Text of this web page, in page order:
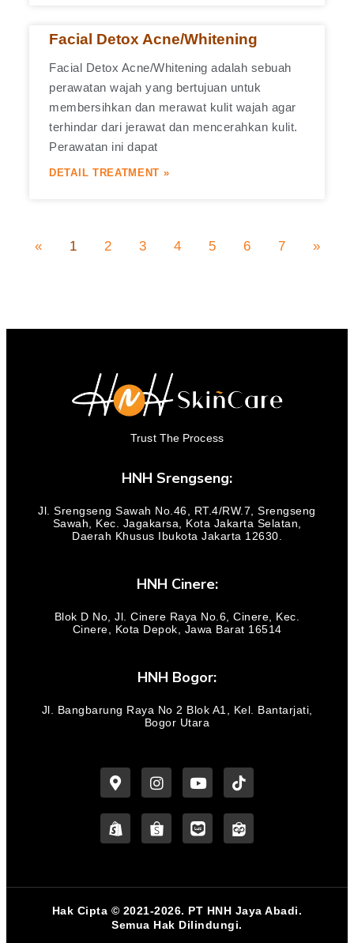
Facial Detox Acne/Whitening
Facial Detox Acne/Whitening adalah sebuah
perawatan wajah yang bertujuan untuk
membersihkan dan merawat kulit wajah agar
terhindar dari jerawat dan mencerahkan kulit.
Perawatan ini dapat
DETAIL TREATMENT »
« 1 2 3 4 5 6 7 »
Trust The Process
HNH Srengseng:
Jl. Srengseng Sawah No.46, RT.4/RW.7, Srengseng
Sawah, Kec. Jagakarsa, Kota Jakarta Selatan,
Daerah Khusus Ibukota Jakarta 12630.
HNH Cinere:
Blok D No, Jl. Cinere Raya No.6, Cinere, Kec.
Cinere, Kota Depok, Jawa Barat 16514
HNH Bogor:
Jl. Bangbarung Raya No 2 Blok A1, Kel. Bantarjati,
Bogor Utara
Hak Cipta © 2021-2026. PT HNH Jaya Abadi.
Semua Hak Dilindungi.